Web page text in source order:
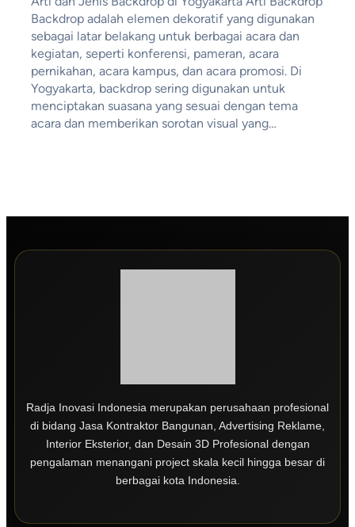
Backdrop adalah elemen dekoratif yang digunakan
sebagai latar belakang untuk berbagai acara dan
kegiatan, seperti konferensi, pameran, acara
pernikahan, acara kampus, dan acara promosi. Di
Yogyakarta, backdrop sering digunakan untuk
menciptakan suasana yang sesuai dengan tema
acara dan memberikan sorotan visual yang…
Radja Inovasi Indonesia merupakan perusahaan profesional
di bidang Jasa Kontraktor Bangunan, Advertising Reklame,
Interior Eksterior, dan Desain 3D Profesional dengan
pengalaman menangani project skala kecil hingga besar di
berbagai kota Indonesia.